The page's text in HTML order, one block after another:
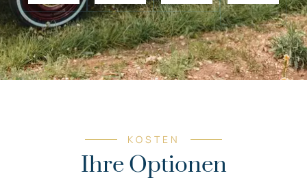
KOSTEN
Ihre Optionen